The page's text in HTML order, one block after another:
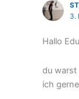
3.
Hallo
du warst
ich